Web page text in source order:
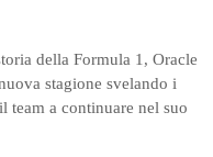
della Formula 1, Oracle
stagione svelando i
team a continuare nel suo